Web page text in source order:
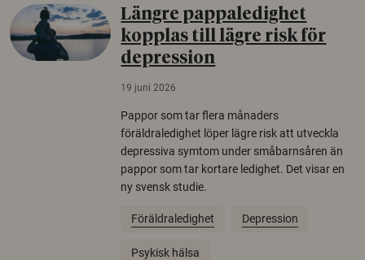
Längre pappaledighet
kopplas till lägre risk för
depression
19 juni 2026
Pappor som tar flera månaders
föräldraledighet löper lägre risk att utveckla
depressiva symtom under småbarnsåren än
pappor som tar kortare ledighet. Det visar en
ny svensk studie.
Föräldraledighet Depression
Psykisk hälsa